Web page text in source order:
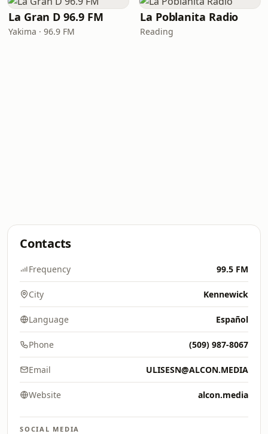
La Gran D 96.9 FM
Yakima · 96.9 FM
La Poblanita Radio
Reading
Contacts
Frequency 99.5 FM
City Kennewick
Language Español
Phone (509) 987-8067
Email ULISESN@ALCON.MEDIA
Website alcon.media
SOCIAL MEDIA